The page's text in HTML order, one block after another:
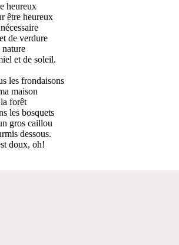
heureux
être heureux
de verdure
et de soleil.
les frondaisons
maison
forêt
les bosquets
gros caillou
dessous.
doux, oh!